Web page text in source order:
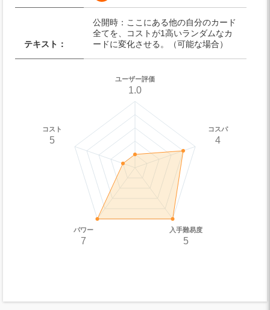
テキスト：
公開時：ここにある他の自分のカード
全てを、コストが1高いランダムなカ
ードに変化させる。（可能な場合）
ユーザー評価
1.0
コスト
5
パワー
7
入手難易度
5
コスパ
4